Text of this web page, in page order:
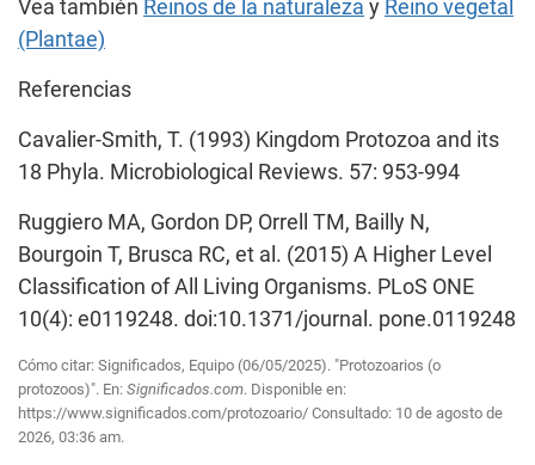
Vea también Reinos de la naturaleza y Reino vegetal
(Plantae)
Referencias
Cavalier-Smith, T. (1993) Kingdom Protozoa and its
18 Phyla. Microbiological Reviews. 57: 953-994
Ruggiero MA, Gordon DP, Orrell TM, Bailly N,
Bourgoin T, Brusca RC, et al. (2015) A Higher Level
Classification of All Living Organisms. PLoS ONE
10(4): e0119248. doi:10.1371/journal. pone.0119248
Cómo citar: Significados, Equipo (06/05/2025). "Protozoarios (o
protozoos)". En: Significados.com. Disponible en:
https://www.significados.com/protozoario/ Consultado: 10 de agosto de
2026, 03:36 am.